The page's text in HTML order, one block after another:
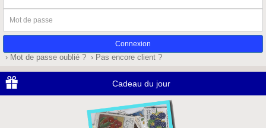
/
Identifiant
de
passe
› Mot de passe oublié ? › Pas encore client ?
Cadeau du jour